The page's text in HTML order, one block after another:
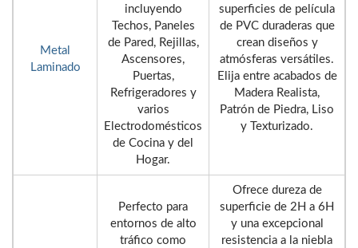
Metal
Laminado
incluyendo
Techos, Paneles
de Pared, Rejillas,
Ascensores,
Puertas,
Refrigeradores y
varios
Electrodomésticos
de Cocina y del
Hogar.
superficies de película
de PVC duraderas que
crean diseños y
atmósferas versátiles.
Elija entre acabados de
Madera Realista,
Patrón de Piedra, Liso
y Texturizado.
Perfecto para
entornos de alto
tráfico como
Ofrece dureza de
superficie de 2H a 6H
y una excepcional
resistencia a la niebla